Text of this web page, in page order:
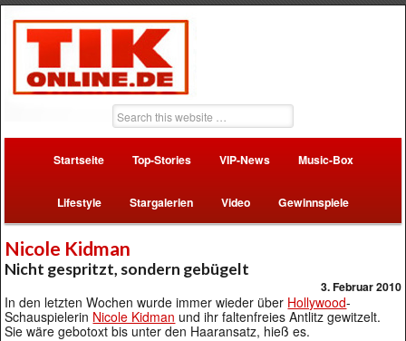
Startseite Top-Stories VIP-News Music-Box
Lifestyle Stargalerien Video Gewinnspiele
Nicole Kidman
Nicht gespritzt, sondern gebügelt
3. Februar 2010
In den letzten Wochen wurde immer wieder über Hollywood-
Schauspielerin Nicole Kidman und ihr faltenfreies Antlitz gewitzelt.
Sie wäre gebotoxt bis unter den Haaransatz, hieß es.